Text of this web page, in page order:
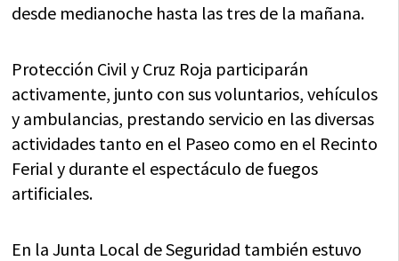
desde medianoche hasta las tres de la mañana.
Protección Civil y Cruz Roja participarán
activamente, junto con sus voluntarios, vehículos
y ambulancias, prestando servicio en las diversas
actividades tanto en el Paseo como en el Recinto
Ferial y durante el espectáculo de fuegos
artificiales.
En la Junta Local de Seguridad también estuvo